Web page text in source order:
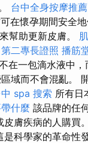
台中全身按摩推薦
在懷孕期間安全
幫助更新皮膚。
第二專長證照 播筋
在一包滴水液中，
域而不會混亂。
spa 搜索 所有日
什麼 該品牌的任
膚疾病的人購買。
科學家的革命性